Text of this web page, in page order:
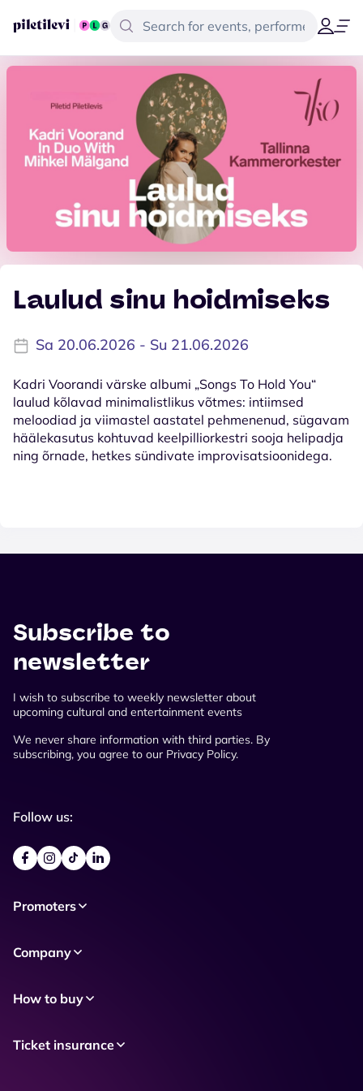
Laulud sinu hoidmiseks
Sa 20.06.2026 - Su 21.06.2026
Kadri Voorandi värske albumi „Songs To Hold You“
laulud kõlavad minimalistlikus võtmes: intiimsed
meloodiad ja viimastel aastatel pehmenenud, sügavam
häälekasutus kohtuvad keelpilliorkestri sooja helipadja
ning õrnade, hetkes sündivate improvisatsioonidega.
Subscribe to
newsletter
I wish to subscribe to weekly newsletter about
upcoming cultural and entertainment events
We never share information with third parties. By
subscribing, you agree to our Privacy Policy.
Follow us:
Promoters
Company
How to buy
Ticket insurance